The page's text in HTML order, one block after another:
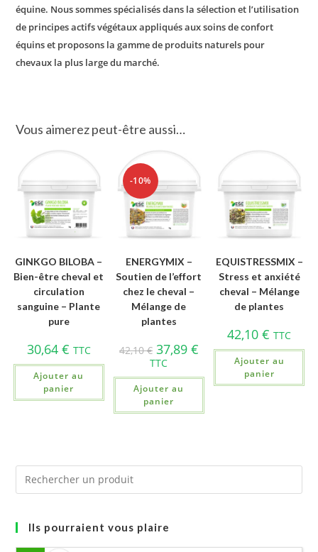
équine. Nous sommes spécialisés dans la sélection et l’utilisation
de principes actifs végétaux appliqués aux soins de confort
équins et proposons la gamme de produits naturels pour
chevaux la plus large du marché.
Vous aimerez peut-être aussi…
GINKGO BILOBA –
Bien-être cheval et
circulation
sanguine – Plante
pure
30,64 € TTC
Ajouter au
panier
-10%
ENERGYMIX –
Soutien de l’effort
chez le cheval –
Mélange de
plantes
42,10€ 37,89 €
TTC
Ajouter au
panier
EQUISTRESSMIX –
Stress et anxiété
cheval – Mélange
de plantes
42,10€ TTC
Ajouter au
panier
Ils pourraient vous plaire